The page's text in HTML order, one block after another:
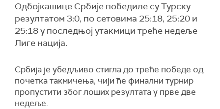
Одбојкашице Србије победиле су Турску
резултатом 3:0, по сетовима 25:18, 25:20 и
25:18 у последњој утакмици треће недеље
Лиге нација.
Србија је убедљиво стигла до треће победе од
почетка такмичења, чији ће финални турнир
пропустити због лоших резултата у прве две
недеље.